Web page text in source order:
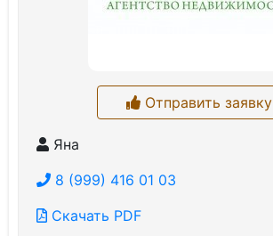
Отправить заявку
Яна
8 (999) 416 01 03
Скачать PDF